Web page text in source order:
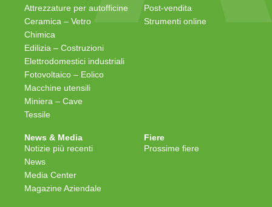
Attrezzature per autofficine
Ceramica – Vetro
Chimica
Edilizia – Costruzioni
Elettrodomestici industriali
Fotovoltaico – Eolico
Macchine utensili
Miniera – Cave
Tessile
Post-vendita
Strumenti online
News & Media
Notizie più recenti
News
Media Center
Magazine Aziendale
Fiere
Prossime fiere